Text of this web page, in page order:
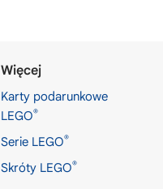
Więcej
Karty podarunkowe
LEGO®
Serie LEGO®
Skróty LEGO®